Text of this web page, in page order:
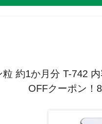
粒 約1か月分 T-742
OFFクーポン！